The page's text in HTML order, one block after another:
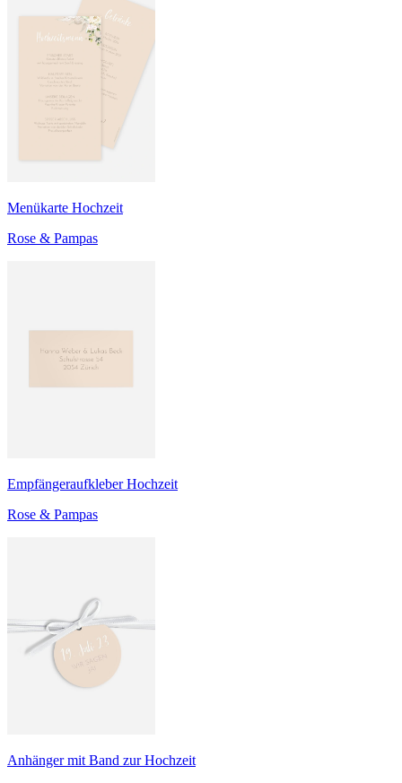
Menükarte Hochzeit
Rose & Pampas
Empfängeraufkleber Hochzeit
Rose & Pampas
Anhänger mit Band zur Hochzeit